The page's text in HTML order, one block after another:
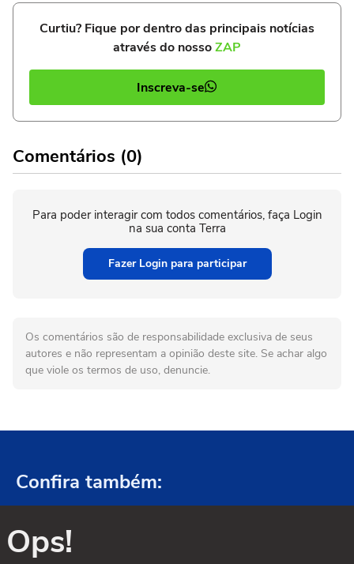
Curtiu? Fique por dentro das principais notícias
através do nossoZAP
Inscreva-se
Comentários (0)
Para poder interagir com todos comentários, faça Login
na sua conta Terra
Fazer Login para participar
Os comentários são de responsabilidade exclusiva de seus
autores e não representam a opinião deste site. Se achar algo
que viole os termos de uso, denuncie.
Confira também:
Ops!